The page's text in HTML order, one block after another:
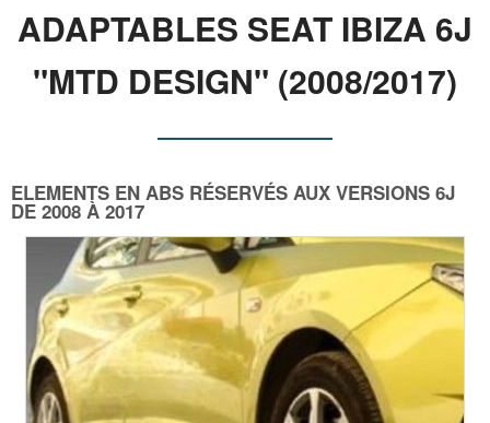
ADAPTABLES SEAT IBIZA 6J
"MTD DESIGN" (2008/2017)
ELEMENTS EN ABS RÉSERVÉS AUX VERSIONS 6J
DE 2008 À 2017